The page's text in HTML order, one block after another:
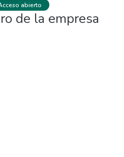
abierto
de la empresa